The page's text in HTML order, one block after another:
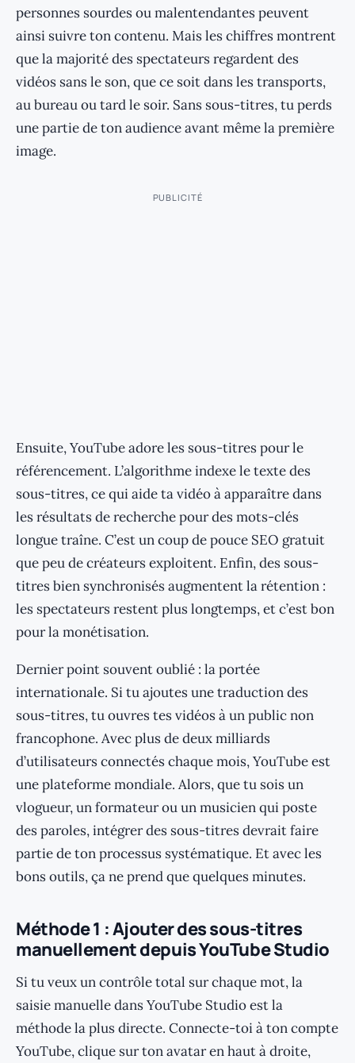
personnes sourdes ou malentendantes peuvent
ainsi suivre ton contenu. Mais les chiffres montrent
que la majorité des spectateurs regardent des
vidéos sans le son, que ce soit dans les transports,
au bureau ou tard le soir. Sans sous-titres, tu perds
une partie de ton audience avant même la première
image.
PUBLICITÉ
Ensuite, YouTube adore les sous-titres pour le
référencement. L’algorithme indexe le texte des
sous-titres, ce qui aide ta vidéo à apparaître dans
les résultats de recherche pour des mots-clés
longue traîne. C’est un coup de pouce SEO gratuit
que peu de créateurs exploitent. Enfin, des sous-
titres bien synchronisés augmentent la rétention :
les spectateurs restent plus longtemps, et c’est bon
pour la monétisation.
Dernier point souvent oublié : la portée
internationale. Si tu ajoutes une traduction des
sous-titres, tu ouvres tes vidéos à un public non
francophone. Avec plus de deux milliards
d’utilisateurs connectés chaque mois, YouTube est
une plateforme mondiale. Alors, que tu sois un
vlogueur, un formateur ou un musicien qui poste
des paroles, intégrer des sous-titres devrait faire
partie de ton processus systématique. Et avec les
bons outils, ça ne prend que quelques minutes.
Méthode 1 : Ajouter des sous-titres
manuellement depuis YouTube Studio
Si tu veux un contrôle total sur chaque mot, la
saisie manuelle dans YouTube Studio est la
méthode la plus directe. Connecte-toi à ton compte
YouTube, clique sur ton avatar en haut à droite,